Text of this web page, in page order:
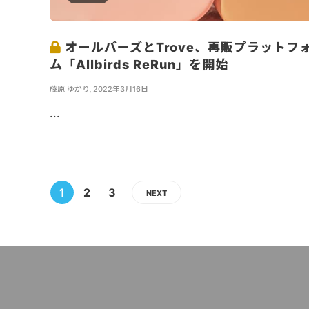
オールバーズとTrove、再販プラットフ
ム「Allbirds ReRun」を開始
藤原 ゆかり 2022年3月16日
...
1 2 3 NEXT